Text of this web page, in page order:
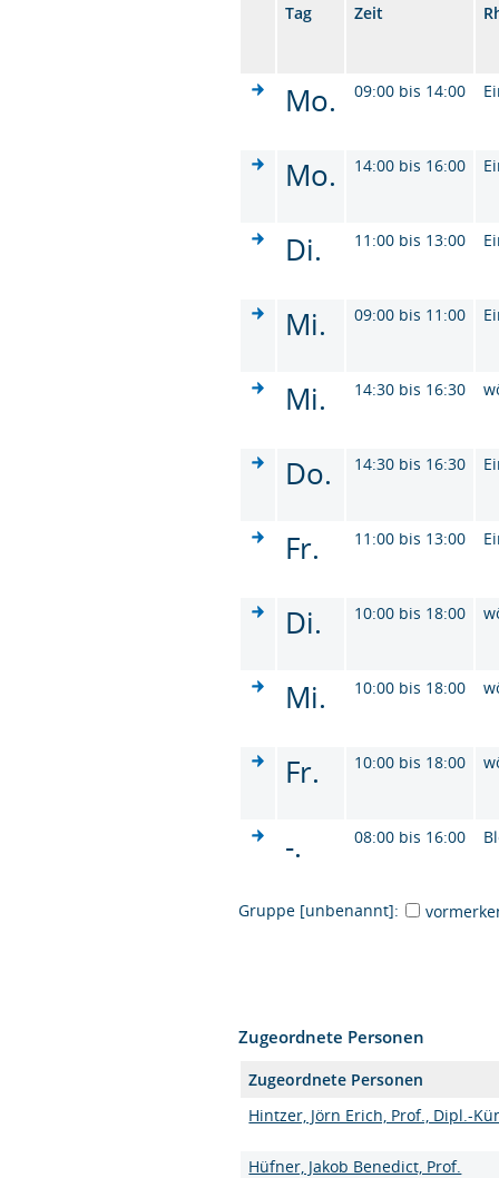
Tag Zeit
Mo. 09:00 bis 14:00
Mo. 14:00 bis 16:00
Di. 11:00 bis 13:00
Mi. 09:00 bis 11:00
Mi. 14:30 bis 16:30
Do. 14:30 bis 16:30
Fr. 11:00 bis 13:00
Di. 10:00 bis 18:00
Mi. 10:00 bis 18:00
Fr. 10:00 bis 18:00
-. 08:00 bis 16:00
Gruppe [unbenannt]:
Zugeordnete Personen
Zugeordnete Personen
Hintzer, Jörn Erich, Prof., Dipl.-
Hüfner, Jakob Benedict, Prof.